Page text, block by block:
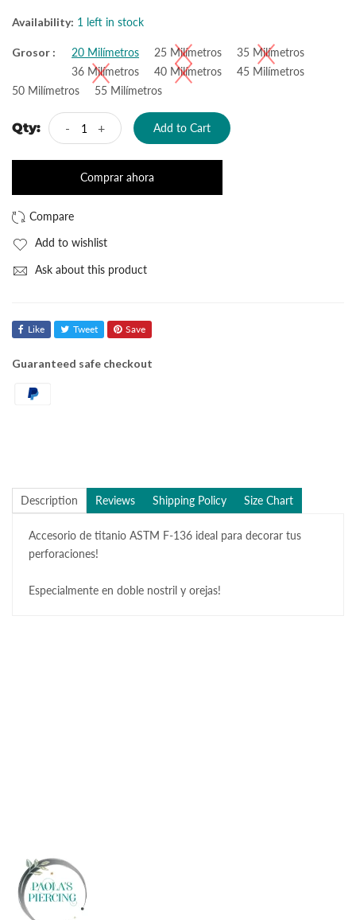
Availability: 1 left in stock
Grosor : 20 Milímetros 25 Milímetros
35 Milímetros
36 Milímetros
40 Milímetros
45 Milímetros
50 Milímetros
55 Milímetros
Qty: - + Add to Cart
Comprar ahora
Add to wishlist
Ask about this product
Like Tweet Save
Guaranteed safe checkout
Description Reviews Shipping Policy Size Chart
Accesorio de titanio ASTM F-136 ideal para decorar tus
perforaciones!
Especialmente en doble nostril y orejas!